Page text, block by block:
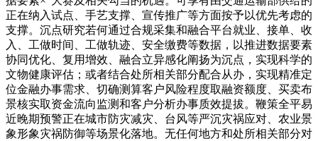
正在纳入试点、手艺支撑、宣传推广等方面按予以优先考虑的
支撑。沉点研究若何通过合规采集和融合平台就业、接单、收
入、工做时间、工做轨迹、安全缴费等数据，以推进数据要素
协同优化、复用增效、融合立异感化阐扬为沉点，实现科学的
文物健康评估；或者结合处所相关部分配合从办，实现精准定
位金融办事需求、切确测算客户风险程度取融资额度、买卖布
景核实取资金流向监测和客户分析办事质效提拔。鞭策全平易
近晚期预警正在城市防灾减灾、台风等严沉灾祸应对、农业景
象形象灾祸防御等场景化落地。无任何地方和处所相关部分对